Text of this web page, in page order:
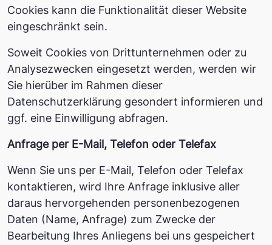
Cookies kann die Funktionalität dieser Website
eingeschränkt sein.
Soweit Cookies von Drittunternehmen oder zu
Analysezwecken eingesetzt werden, werden wir
Sie hierüber im Rahmen dieser
Datenschutzerklärung gesondert informieren und
ggf. eine Einwilligung abfragen.
Anfrage per E-Mail, Telefon oder Telefax
Wenn Sie uns per E-Mail, Telefon oder Telefax
kontaktieren, wird Ihre Anfrage inklusive aller
daraus hervorgehenden personenbezogenen
Daten (Name, Anfrage) zum Zwecke der
Bearbeitung Ihres Anliegens bei uns gespeichert